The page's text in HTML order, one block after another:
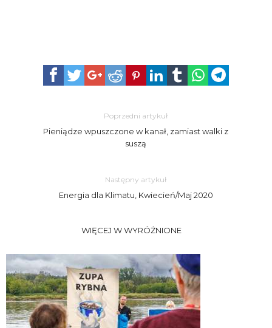
Poprzedni artykuł
Pieniądze wpuszczone w kanał, zamiast walki z
suszą
Następny artykuł
Energia dla Klimatu, Kwiecień/Maj 2020
WIĘCEJ W WYRÓŻNIONE